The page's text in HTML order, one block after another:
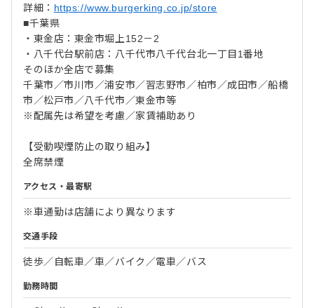
詳細： https://www.burgerking.co.jp/store
■千葉県
・東金店：東金市堀上152－2
・八千代台駅前店：八千代市八千代台北一丁目1番地
そのほか全店で募集
千葉市／市川市／浦安市／習志野市／柏市／成田市／船橋
市／松戸市／八千代市／東金市等
※配属先は希望を考慮／家賃補助あり
【受動喫煙防止の取り組み】
全席禁煙
アクセス・最寄駅
※車通勤は店舗により異なります
交通手段
徒歩／自転車／車／バイク／電車／バス
勤務時間